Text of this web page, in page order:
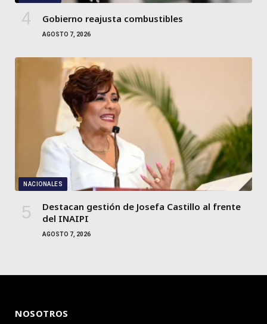
Gobierno reajusta combustibles
AGOSTO 7, 2026
NACIONALES
Destacan gestión de Josefa Castillo al frente
del INAIPI
AGOSTO 7, 2026
NOSOTROS